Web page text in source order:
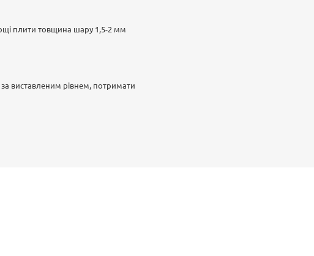
плити товщина шару 1,5-2 мм
виставленим рівнем, потримати